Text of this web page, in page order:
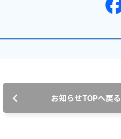
お知らせTOPへ戻る